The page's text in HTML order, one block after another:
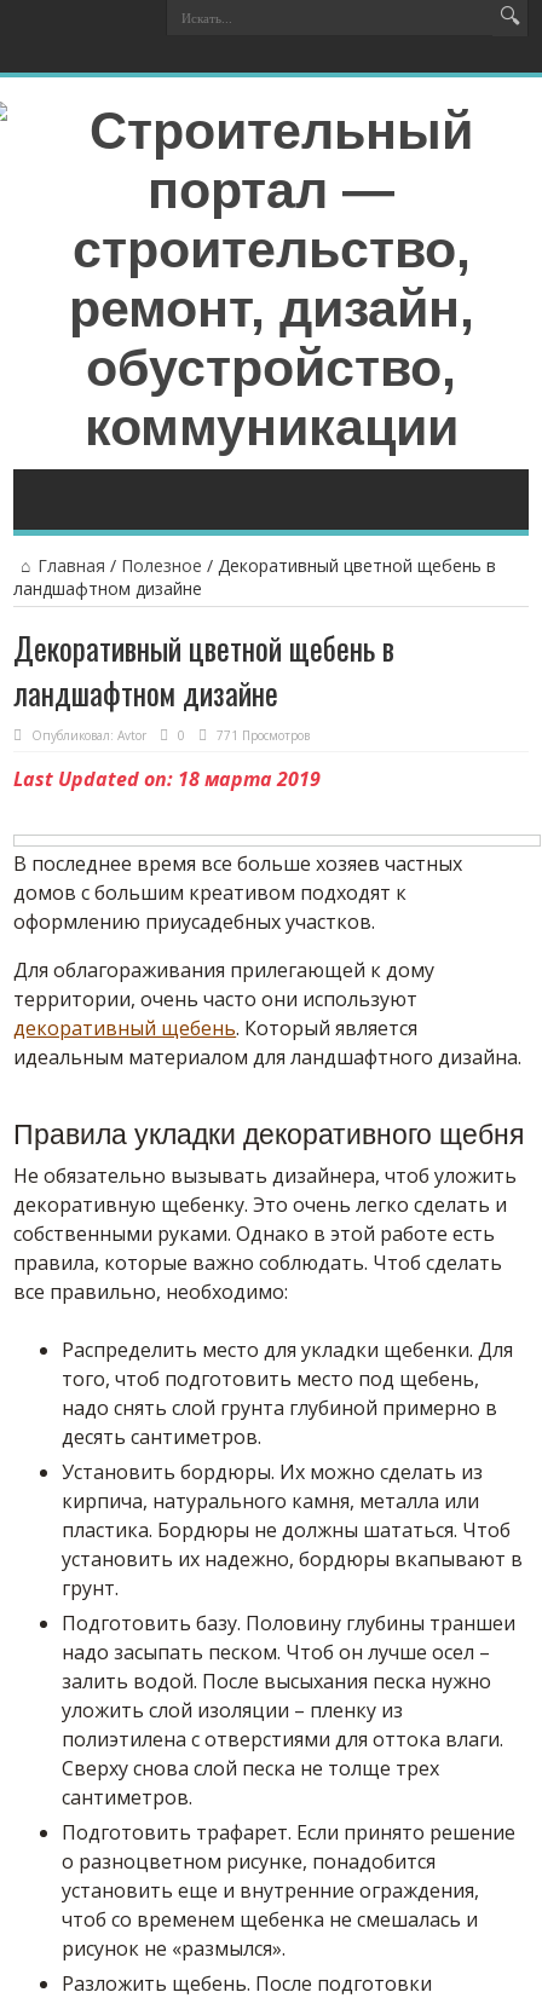
Главная / Полезное /Декоративный цветной щебень в
ландшафтном дизайне
Декоративный цветной щебень в
ландшафтном дизайне
Опубликовал:Avtor 0 771 Просмотров
Last Updated on: 18 марта 2019
В последнее время все больше хозяев частных
домов с большим креативом подходят к
оформлению приусадебных участков.
Для облагораживания прилегающей к дому
территории, очень часто они используют
декоративный щебень. Который является
идеальным материалом для ландшафтного дизайна.
Правила укладки декоративного щебня
Не обязательно вызывать дизайнера, чтоб уложить
декоративную щебенку. Это очень легко сделать и
собственными руками. Однако в этой работе есть
правила, которые важно соблюдать. Чтоб сделать
все правильно, необходимо:
Распределить место для укладки щебенки. Для
того, чтоб подготовить место под щебень,
надо снять слой грунта глубиной примерно в
десять сантиметров.
Установить бордюры. Их можно сделать из
кирпича, натурального камня, металла или
пластика. Бордюры не должны шататься. Чтоб
установить их надежно, бордюры вкапывают в
грунт.
Подготовить базу. Половину глубины траншеи
надо засыпать песком. Чтоб он лучше осел –
залить водой. После высыхания песка нужно
уложить слой изоляции – пленку из
полиэтилена с отверстиями для оттока влаги.
Сверху снова слой песка не толще трех
сантиметров.
Подготовить трафарет. Если принято решение
о разноцветном рисунке, понадобится
установить еще и внутренние ограждения,
чтоб со временем щебенка не смешалась и
рисунок не «размылся».
Разложить щебень. После подготовки